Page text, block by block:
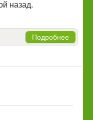
назад.
Подробнее